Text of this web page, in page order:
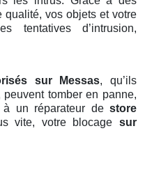
qualité, vos objets et votre
tentatives d’intrusion,
sur Messas, qu’ils
tomber en panne,
un réparateur de store
vite, votre blocage sur